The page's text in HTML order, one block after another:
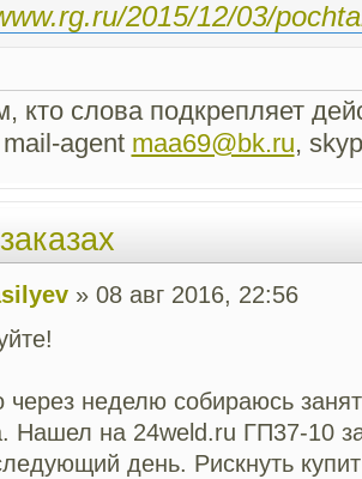
2015/12/03/
кто слова подкрепляет
agent maa69@bk.ru,
» 08 авг 2016, 22:56
неделю собираюсь
Нашел на 24weld.ru ГП37-10
день. Рискнуть